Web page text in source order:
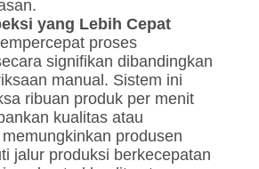
yang Lebih Cepat
proses
signifikan dibandingkan
manual. Sistem ini
ribuan produk per menit
kualitas atau
produsen
jalur produksi berkecepatan